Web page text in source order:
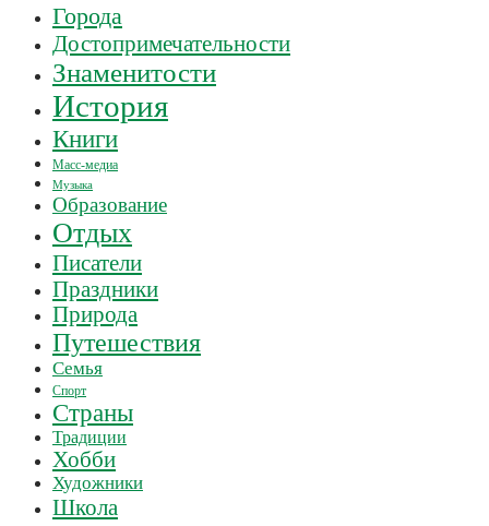
Города
Достопримечательности
Знаменитости
История
Книги
Масс-медиа
Музыка
Образование
Отдых
Писатели
Праздники
Природа
Путешествия
Семья
Спорт
Страны
Традиции
Хобби
Художники
Школа